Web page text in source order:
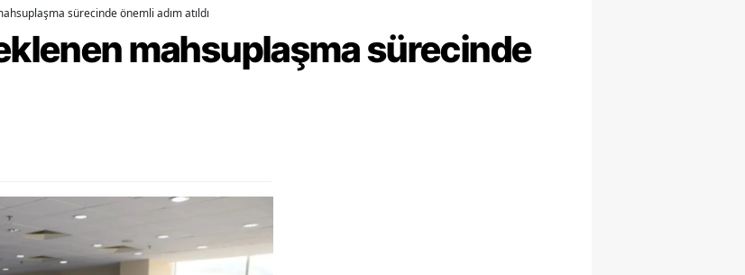
sürecinde önemli adım atıldı
mahsuplaşma sürecinde